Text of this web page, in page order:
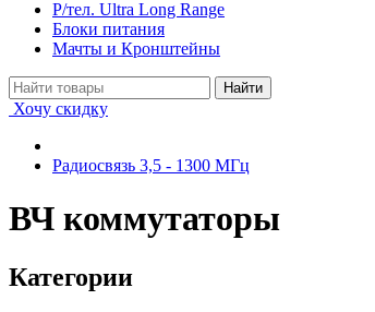
Р/тел. Ultra Long Range
Блоки питания
Мачты и Кронштейны
Хочу скидку
Радиосвязь 3,5 - 1300 МГц
ВЧ коммутаторы
Категории